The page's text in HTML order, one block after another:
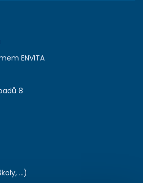
ENVITA
8
...)